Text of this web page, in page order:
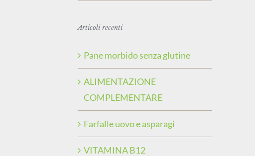
Articoli recenti
Pane morbido senza glutine
ALIMENTAZIONE
COMPLEMENTARE
Farfalle uovo e asparagi
VITAMINA B12